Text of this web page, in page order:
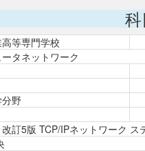
等専門学校
タネットワーク
野
訂5版 TCP/IPネットワーク